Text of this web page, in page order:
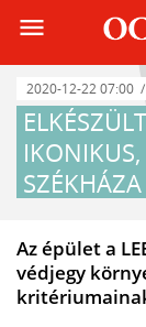
menu
2020-12-22 07:00
SZÉKHÁZA
Az épület a
védjegy